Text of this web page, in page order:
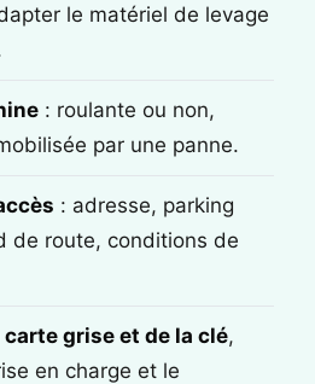
le matériel de levage
: roulante ou non,
par une panne.
: adresse, parking
de route, conditions de
carte grise et de la clé,
en charge et le